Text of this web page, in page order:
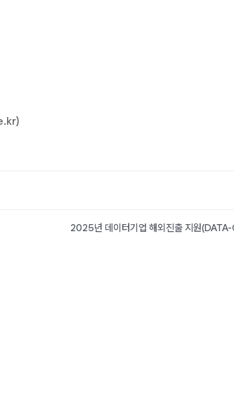
2025년 데이터기업 해외진출 지원